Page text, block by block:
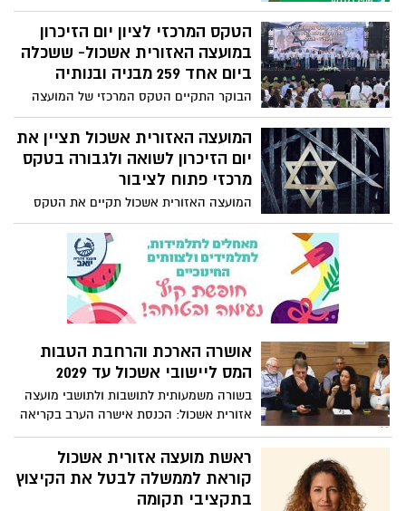
בפניכם את משיאי המשואות של חקלאי
ישראל, המספרים את סיפורה של החקלאות
הישראלית במדינת ישראל לאורכה ורוחבה
הטקס המרכזי לציון יום הזיכרון
במועצה האזורית אשכול- ששכלה
ביום אחד 259 מבניה ובנותיה
הבוקר התקיים הטקס המרכזי של המועצה
האזורית אשכול לציון יום הזיכרון, בהובלת
תלמידי תיכון נופי הבשור, שאיבדו 11
מחבריהם רק במתקפת השבעה באוקטובר.
במהלך הטקס, שהתקיים בנוכחות משפחות
בנוסף, הגיע לטקס נפתלי בנט, ראש הממשלה
המועצה האזורית אשכול תציין את
יום הזיכרון לשואה ולגבורה בטקס
מרכזי פתוח לציבור
המועצה האזורית אשכול תקיים את הטקס
המרכזי לציון יום הזיכרון לשואה ולגבורה ביום
שלישי, 14 באפריל 2026. הטקס ייערך בשעה
09:45 באולם נווה אשכול, בהשתתפות
תושבים, תלמידים ונציגי הקהילה.
אושרה הארכת והרחבת הטבות
המס ליישובי אשכול עד 2029
בשורה משמעותית לתושבות ולתושבי מועצה
אזורית אשכול: הכנסת אישרה הערב בקריאה
שנייה ושלישית את הארכת והרחבת הטבות
המס ליישובי האזור, לאחר חודשים ארוכים
של קידום המהלך.
ראשת מועצה אזורית אשכול
קוראת לממשלה לבטל את הקיצוץ
בתקציבי תקומה